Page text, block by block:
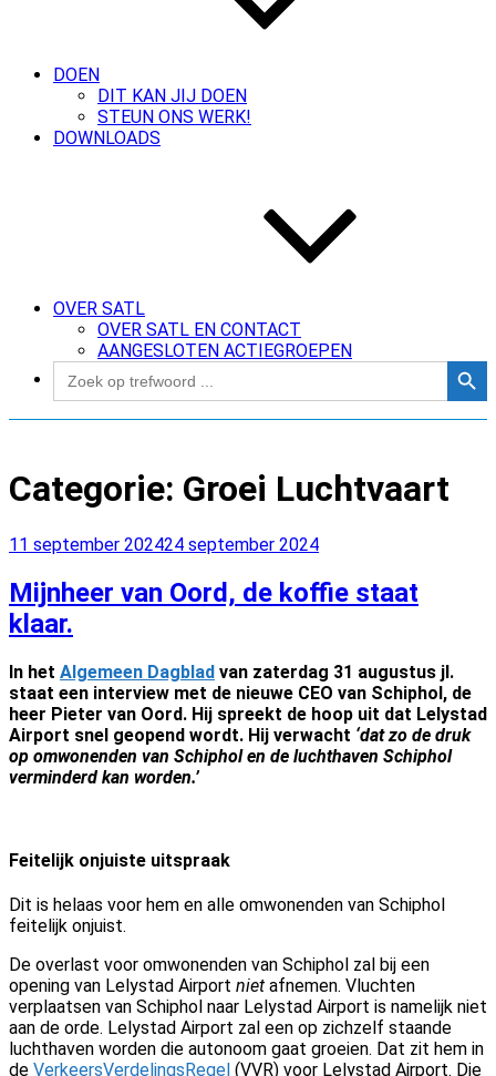
DOEN
DIT KAN JIJ DOEN
STEUN ONS WERK!
DOWNLOADS
OVER SATL
OVER SATL EN CONTACT
AANGESLOTEN ACTIEGROEPEN
Zoek
naar:
Categorie: Groei Luchtvaart
Geplaatst
11 september 202424 september 2024
Mijnheer van Oord, de koffie staat
klaar.
In het Algemeen Dagblad van zaterdag 31 augustus jl.
staat een interview met de nieuwe CEO van Schiphol, de
heer Pieter van Oord. Hij spreekt de hoop uit dat Lelystad
Airport snel geopend wordt. Hij verwacht ‘dat zo de druk
op omwonenden van Schiphol en de luchthaven Schiphol
verminderd kan worden.’
Feitelijk onjuiste uitspraak
Dit is helaas voor hem en alle omwonenden van Schiphol
feitelijk onjuist.
De overlast voor omwonenden van Schiphol zal bij een
opening van Lelystad Airport niet afnemen. Vluchten
verplaatsen van Schiphol naar Lelystad Airport is namelijk niet
aan de orde. Lelystad Airport zal een op zichzelf staande
luchthaven worden die autonoom gaat groeien. Dat zit hem in
de VerkeersVerdelingsRegel (VVR) voor Lelystad Airport. Die